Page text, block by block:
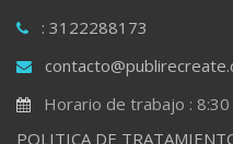
: 3122288173
Horario de trabajo :
POLITICA DE